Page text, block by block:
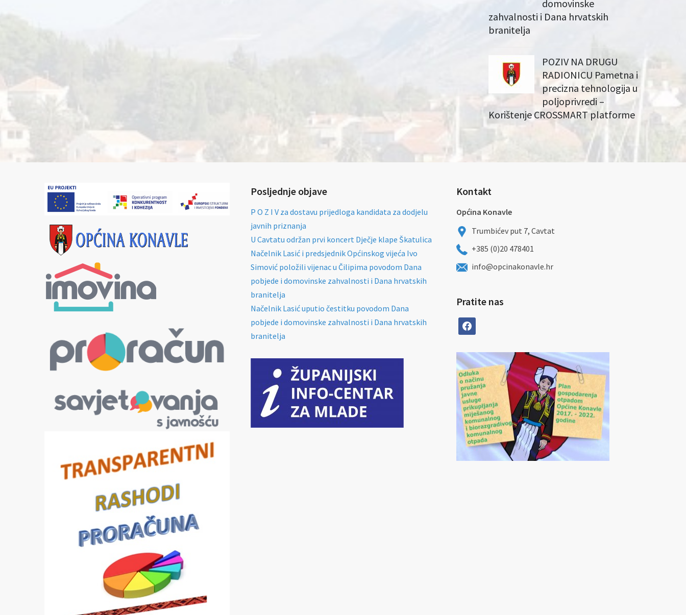
domovinske
zahvalnosti i Dana hrvatskih
branitelja
POZIV NA DRUGU
RADIONICU Pametna i
precizna tehnologija u
poljoprivredi –
Korištenje CROSSMART platforme
Posljednje objave
P O Z I V za dostavu prijedloga kandidata za dodjelu
javnih priznanja
U Cavtatu održan prvi koncert Dječje klape Škatulica
Načelnik Lasić i predsjednik Općinskog vijeća Ivo
Simović položili vijenac u Čilipima povodom Dana
pobjede i domovinske zahvalnosti i Dana hrvatskih
branitelja
Načelnik Lasić uputio čestitku povodom Dana
pobjede i domovinske zahvalnosti i Dana hrvatskih
branitelja
Kontakt
Općina Konavle
Trumbićev put 7, Cavtat
+385 (0)20 478401
info@opcinakonavle.hr
Pratite nas
facebook